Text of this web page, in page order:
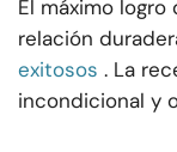
El máximo
relación
exitosos . La
incondicional y